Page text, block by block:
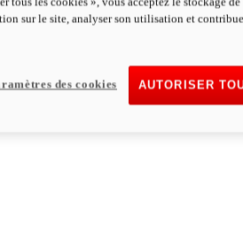
V2 SP 100
le
sur le site, analyser son utilisation et
AUTORISER
des cookies